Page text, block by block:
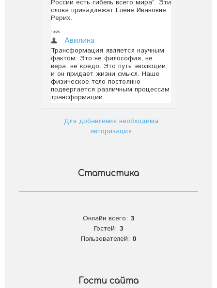
Для добавления необходима
авторизация
Статистика
Онлайн всего: 3
Гостей: 3
Пользователей: 0
Гости сайта